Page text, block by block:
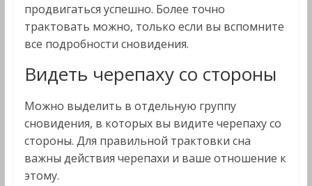
продвигаться успешно. Более точно
трактовать можно, только если вы вспомните
все подробности сновидения.
Видеть черепаху со стороны
Можно выделить в отдельную группу
сновидения, в которых вы видите черепаху со
стороны. Для правильной трактовки сна
важны действия черепахи и ваше отношение к
этому.